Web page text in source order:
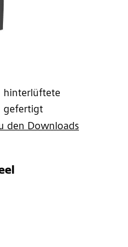
hinterlüftete
gefertigt
den Downloads